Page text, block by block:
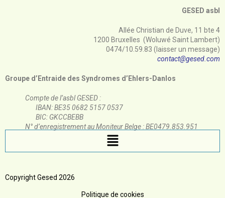
GESED asbl
Allée Christian de Duve, 11 bte 4
1200 Bruxelles (Woluwé Saint Lambert)
0474/10.59.83 (laisser un message)
contact@gesed.com
Groupe d’Entraide des Syndromes d’Ehlers-Danlos
Compte de l’asbl GESED :
IBAN: BE35 0682 5157 0537
BIC: GKCCBEBB
N° d’enregistrement au Moniteur Belge : BE0479.853.951
Copyright Gesed 2026
Politique de cookies